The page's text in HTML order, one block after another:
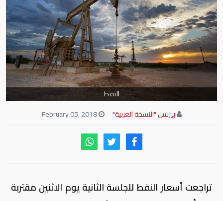
النفط
بيزنس "النسخة العربية"
February 05, 2018
تراجعت أسعار النفط للجلسة الثانية يوم الاثنين مقتربة